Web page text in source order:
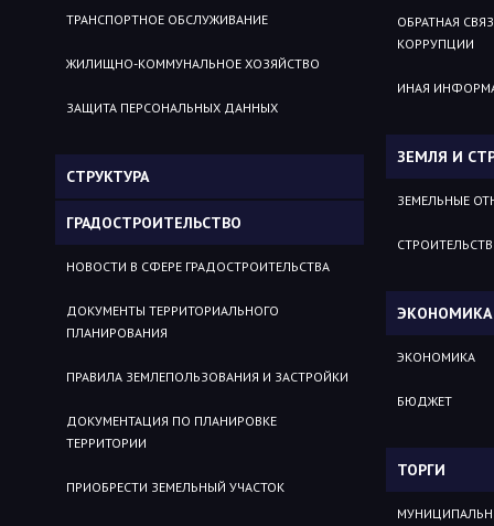
ТРАНСПОРТНОЕ ОБСЛУЖИВАНИЕ
ЖИЛИЩНО-КОММУНАЛЬНОЕ ХОЗЯЙСТВО
ЗАЩИТА ПЕРСОНАЛЬНЫХ ДАННЫХ
СТРУКТУРА
ГРАДОСТРОИТЕЛЬСТВО
НОВОСТИ В СФЕРЕ ГРАДОСТРОИТЕЛЬСТВА
ДОКУМЕНТЫ ТЕРРИТОРИАЛЬНОГО
ПЛАНИРОВАНИЯ
ПРАВИЛА ЗЕМЛЕПОЛЬЗОВАНИЯ И ЗАСТРОЙКИ
ДОКУМЕНТАЦИЯ ПО ПЛАНИРОВКЕ
ТЕРРИТОРИИ
ПРИОБРЕСТИ ЗЕМЕЛЬНЫЙ УЧАСТОК
ОБРАТНАЯ
КОРРУПЦИИ
ИНАЯ
ЗЕМЛЯ И
ЗЕМЕЛЬНЫЕ
ЭКОНОМИКА
БЮДЖЕТ
ТОРГИ